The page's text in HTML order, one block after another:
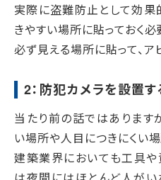
実際に盗難防止として効果
きやすい場所に貼っておく必
必ず見える場所に貼って、ア
2：防犯カメラを設置す
当たり前の話ではあります
い場所や人目につきにくい場
建築業界においても工具